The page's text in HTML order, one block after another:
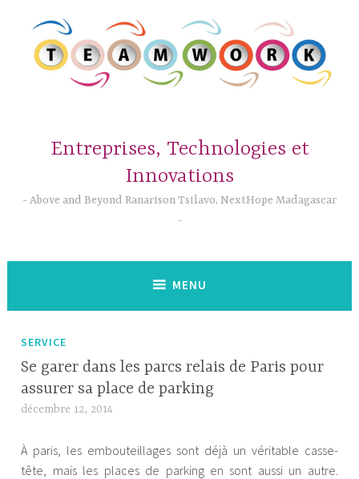
contenu
principal
Entreprises, Technologies et
Innovations
Above and Beyond Ranarison Tsilavo, NextHope Madagascar
MENU
SERVICE
Se garer dans les parcs relais de Paris pour
assurer sa place de parking
décembre 12, 2014
e
x
À paris, les embouteillages sont déjà un véritable casse-
tête, mais les places de parking en sont aussi un autre.